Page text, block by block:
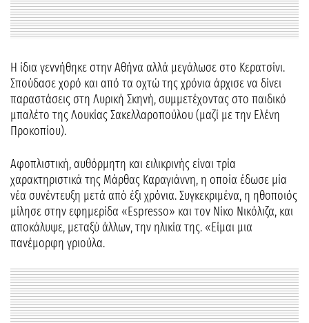
Η ίδια γεννήθηκε στην Αθήνα αλλά μεγάλωσε στο Κερατσίνι.
Σπούδασε χορό και από τα οχτώ της χρόνια άρχισε να δίνει
παραστάσεις στη Λυρική Σκηνή, συμμετέχοντας στο παιδικό
μπαλέτο της Λουκίας Σακελλαροπούλου (μαζί με την Ελένη
Προκοπίου).
Αφοπλιστική, αυθόρμητη και ειλικρινής είναι τρία
χαρακτηριστικά της Μάρθας Καραγιάννη, η οποία έδωσε μία
νέα συνέντευξη μετά από έξι χρόνια. Συγκεκριμένα, η ηθοποιός
μίλησε στην εφημερίδα «Espresso» και τον Νίκο Νικόλιζα, και
αποκάλυψε, μεταξύ άλλων, την ηλικία της. «Είμαι μια
πανέμορφη γριούλα.